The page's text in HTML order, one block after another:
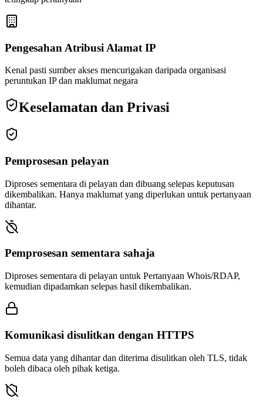
Pengesahan Atribusi Alamat IP
Kenal pasti sumber akses mencurigakan daripada organisasi
peruntukan IP dan maklumat negara
Keselamatan dan Privasi
Pemprosesan pelayan
Diproses sementara di pelayan dan dibuang selepas keputusan
dikembalikan. Hanya maklumat yang diperlukan untuk pertanyaan
dihantar.
Pemprosesan sementara sahaja
Diproses sementara di pelayan untuk Pertanyaan Whois/RDAP,
kemudian dipadamkan selepas hasil dikembalikan.
Komunikasi disulitkan dengan HTTPS
Semua data yang dihantar dan diterima disulitkan oleh TLS, tidak
boleh dibaca oleh pihak ketiga.